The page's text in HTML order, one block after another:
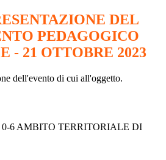
DEL
PEDAGOGICO
- 21 OTTOBRE 2023
dell'evento di cui all'oggetto.
6 AMBITO TERRITORIALE DI